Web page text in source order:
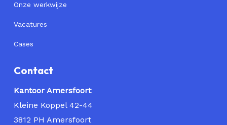
Onze werkwijze
Vacatures
Cases
Contact
Kantoor Amersfoort
Kleine Koppel 42-44
3812 PH Amersfoort